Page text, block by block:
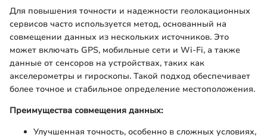
Для повышения точности и надежности геолокационных
сервисов часто используется метод, основанный на
совмещении данных из нескольких источников. Это
может включать GPS, мобильные сети и Wi-Fi, а также
данные от сенсоров на устройствах, таких как
акселерометры и гироскопы. Такой подход обеспечивает
более точное и стабильное определение местоположения.
Преимущества совмещения данных:
Улучшенная точность, особенно в сложных условиях,